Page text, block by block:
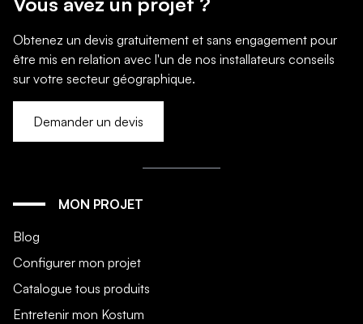
Obtenez un devis gratuitement et sans engagement pour
être mis en relation avec l'un de nos installateurs conseils
sur votre secteur géographique.
Demander un devis
MON PROJET
Blog
Configurer mon projet
Catalogue tous produits
Entretenir mon Kostum